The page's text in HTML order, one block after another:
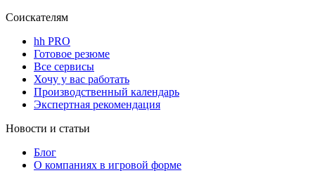
Соискателям
hh PRO
Готовое резюме
Все сервисы
Хочу у вас работать
Производственный календарь
Экспертная рекомендация
Новости и статьи
Блог
О компаниях в игровой форме